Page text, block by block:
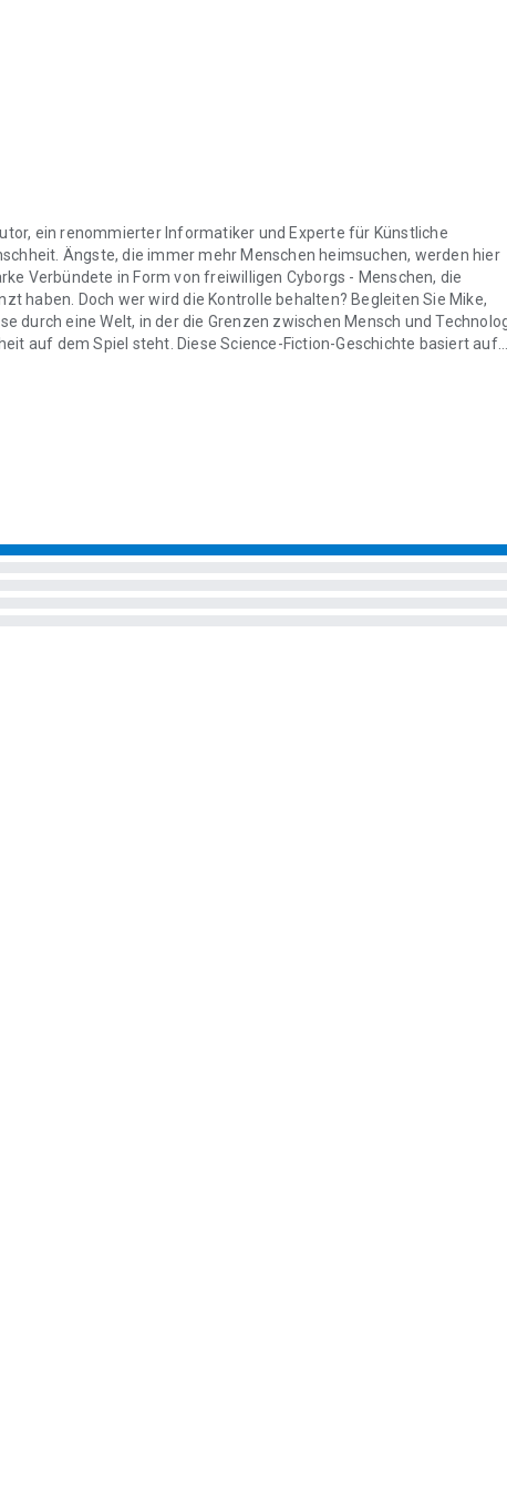
ein renommierter Informatiker und Experte für Künstliche
Ängste, die immer mehr Menschen heimsuchen, werden hier
Verbündete in Form von freiwilligen Cyborgs - Menschen, die
haben. Doch wer wird die Kontrolle behalten? Begleiten Sie Mike,
durch eine Welt, in der die Grenzen zwischen Mensch und
auf dem Spiel steht. Diese Science-Fiction-Geschichte basiert auf
anregt und bis zur letzten Seite in ihren Bann zieht.